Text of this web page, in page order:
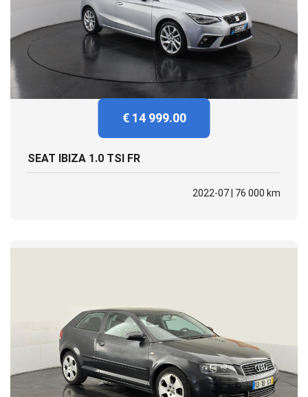
€ 14 999.00
SEAT IBIZA 1.0 TSI FR
2022-07 | 76 000 km